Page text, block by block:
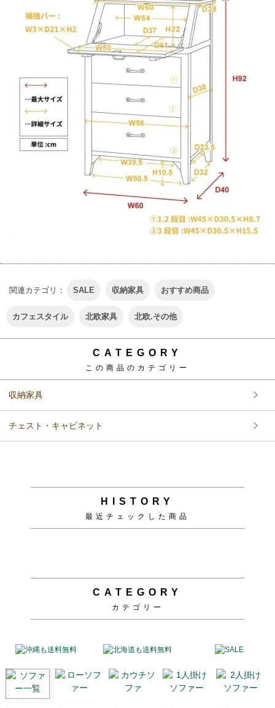
関連カテゴリ： SALE 収納家具 おすすめ商品
カフェスタイル 北欧家具 北欧.その他
CATEGORY
この商品のカテゴリー
収納家具
チェスト・キャビネット
HISTORY
最近チェックした商品
CATEGORY
カテゴリー